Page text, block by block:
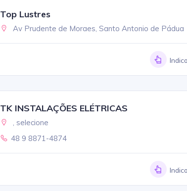
Top Lustres
Av Prudente de Moraes, Santo Antonio de Pádua
TK INSTALAÇÕES ELÉTRICAS
, selecione
48 9 8871-4874